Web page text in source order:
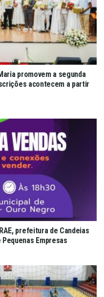
promovem a segunda
acontecem a partir
prefeitura de Candeias
Empresas